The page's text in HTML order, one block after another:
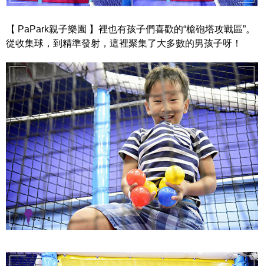
【 PaPark親子樂園 】裡也有孩子們喜歡的“槍砲塔攻戰區”。
從收集球，到精準發射，這裡聚集了大多數的男孩子呀！